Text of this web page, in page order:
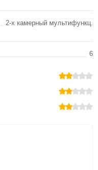
2-x камерный мультифункц.
6